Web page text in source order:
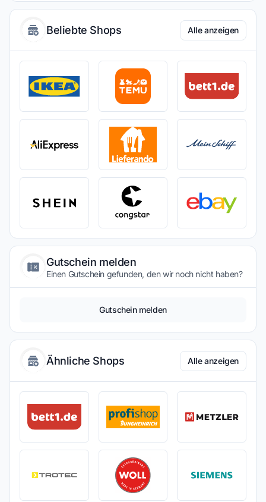
Beliebte Shops Alle anzeigen
Gutschein melden
Einen Gutschein gefunden, den wir noch nicht haben?
Gutschein melden
Ähnliche Shops Alle anzeigen